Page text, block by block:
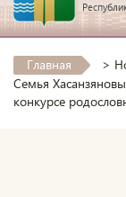
Главная >
Семья
конкурсе